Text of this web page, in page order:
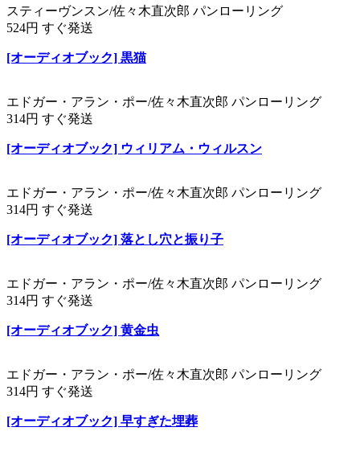
スティーヴンスン/佐々木直次郎 パンローリング
524円 すぐ発送
[オーディオブック] 黒猫
エドガー・アラン・ポー/佐々木直次郎 パンローリング
314円 すぐ発送
[オーディオブック] ウィリアム・ウィルスン
エドガー・アラン・ポー/佐々木直次郎 パンローリング
314円 すぐ発送
[オーディオブック] 落とし穴と振り子
エドガー・アラン・ポー/佐々木直次郎 パンローリング
314円 すぐ発送
[オーディオブック] 黄金虫
エドガー・アラン・ポー/佐々木直次郎 パンローリング
314円 すぐ発送
[オーディオブック] 早すぎた埋葬